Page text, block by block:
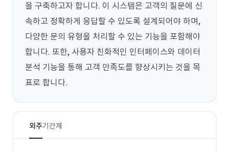
을 구축하고자 합니다. 이 시스템은 고객의 질문에 신
속하고 정확하게 응답할 수 있도록 설계되어야 하며,
다양한 문의 유형을 처리할 수 있는 기능을 포함해야
합니다. 또한, 사용자 친화적인 인터페이스와 데이터
분석 기능을 통해 고객 만족도를 향상시키는 것을 목
표로 합니다.
외주기간제